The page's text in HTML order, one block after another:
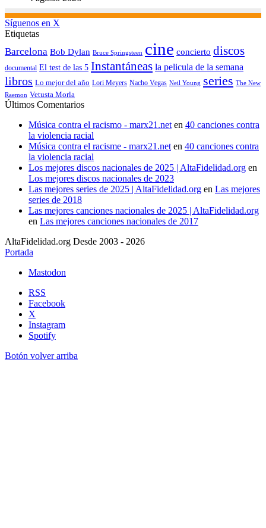
Síguenos en X
Etiquetas
Barcelona Bob Dylan Bruce Springsteen cine concierto discos
documental El test de las 5 Instantáneas la pelicula de la semana
libros Lo mejor del año Lori Meyers Nacho Vegas Neil Young series The New
Raemon Vetusta Morla
Últimos Comentarios
Música contra el racismo - marx21.net en 40 canciones contra
la violencia racial
Música contra el racisme - marx21.net en 40 canciones contra
la violencia racial
Los mejores discos nacionales de 2025 | AltaFidelidad.org en
Los mejores discos nacionales de 2023
Las mejores series de 2025 | AltaFidelidad.org en Las mejores
series de 2018
Las mejores canciones nacionales de 2025 | AltaFidelidad.org
en Las mejores canciones nacionales de 2017
AltaFidelidad.org Desde 2003 - 2026
Portada
Mastodon
RSS
Facebook
X
Instagram
Spotify
Botón volver arriba